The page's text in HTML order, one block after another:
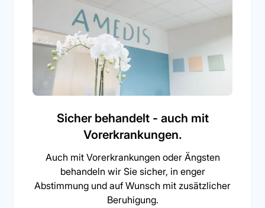
Sicher behandelt - auch mit
Vorerkrankungen.
Auch mit Vorerkrankungen oder Ängsten
behandeln wir Sie sicher, in enger
Abstimmung und auf Wunsch mit zusätzlicher
Beruhigung.